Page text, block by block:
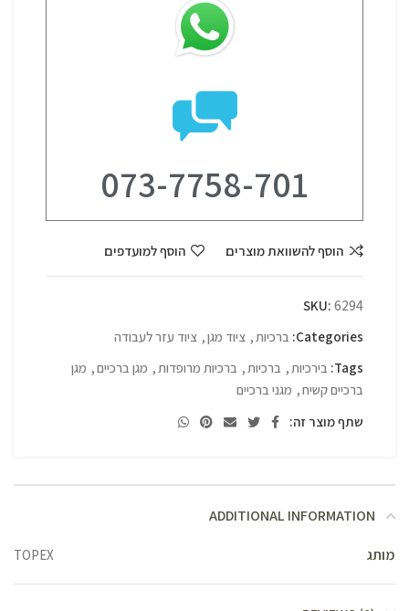
073-7758-701
הוסף להשוואת מוצרים הוסף למועדפים
SKU: 6294
Categories: ברכיות , ציוד מגן, ציוד עזר לעבודה
Tags: בירכיות , ברכיות , ברכיות מרופדות , מגן ברכיים, מגן
ברכיים קשיח, מגני ברכיים
שתף מוצר זה:
ADDITIONAL INFORMATION
מותג TOPEX